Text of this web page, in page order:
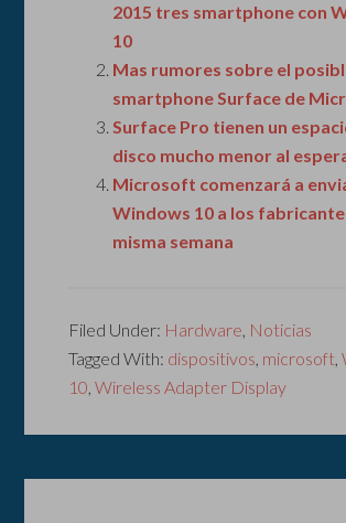
2015 tres smartphone con
10
Mas rumores sobre el
smartphone Surface de
Surface Pro tienen un
disco mucho menor al
Microsoft comenzará a
Windows 10 a los
misma semana
Filed Under: Hardware, Noticias
Tagged With: dispositivos, microsoft,
10,Wireless Adapter Display